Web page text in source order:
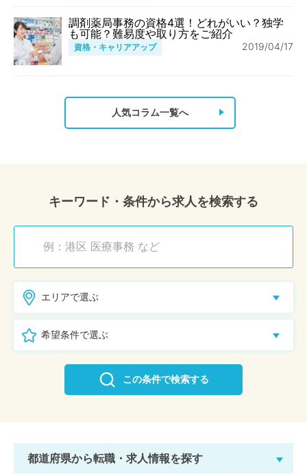
調剤薬局事務の資格4選！どれがいい？独学
も可能？難易度や取り方をご紹介
資格・キャリアアップ 2019/04/17
人気コラム一覧へ
キーワード・条件から求人を検索する
エリアで選ぶ
希望条件で選ぶ
この条件で検索する
都道府県から転職・求人情報を探す